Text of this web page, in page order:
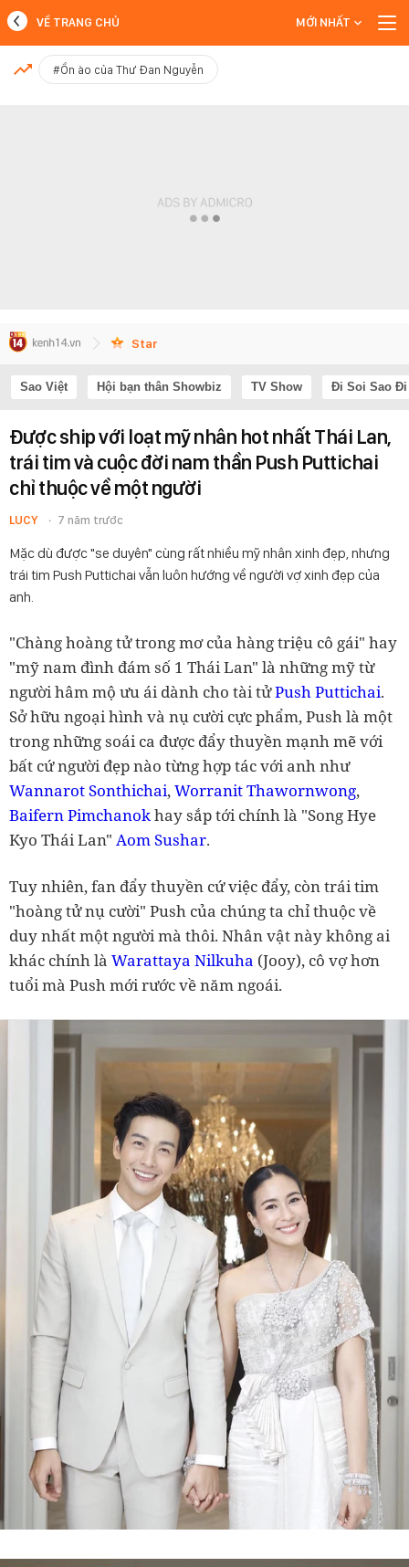
MỚI NHẤT
VỀ TRANG CHỦ MỚI NHẤT
#Ồn ào của Thư Đan Nguyễn
Star
Sao Việt Hội bạn thân Showbiz TV Show Đi Soi Sao Đi
Được ship với loạt mỹ nhân hot nhất Thái Lan,
trái tim và cuộc đời nam thần Push Puttichai
chỉ thuộc về một người
LUCY 7 năm trước
Mặc dù được "se duyên" cùng rất nhiều mỹ nhân xinh đẹp, nhưng
trái tim Push Puttichai vẫn luôn hướng về người vợ xinh đẹp của
anh.
"Chàng hoàng tử trong mơ của hàng triệu cô gái" hay
"mỹ nam đình đám số 1 Thái Lan" là những mỹ từ
người hâm mộ ưu ái dành cho tài tửPush Puttichai.
Sở hữu ngoại hình và nụ cười cực phẩm, Push là một
trong những soái ca được đẩy thuyền mạnh mẽ với
bất cứ người đẹp nào từng hợp tác với anh như
Wannarot Sonthichai,Worranit Thawornwong,
Baifern Pimchanokhay sắp tới chính là "Song Hye
Kyo Thái Lan" Aom Sushar.
Tuy nhiên, fan đẩy thuyền cứ việc đẩy, còn trái tim
"hoàng tử nụ cười" Push của chúng ta chỉ thuộc về
duy nhất một người mà thôi. Nhân vật này không ai
khác chính là Warattaya Nilkuha (Jooy), cô vợ hơn
tuổi mà Push mới rước về năm ngoái.